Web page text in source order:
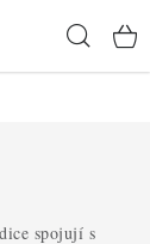
spojují s